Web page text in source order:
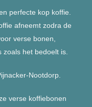
perfecte kop koffie.
afneemt zodra de
verse bonen,
het bedoelt is.
Nootdorp.
verse koffiebonen